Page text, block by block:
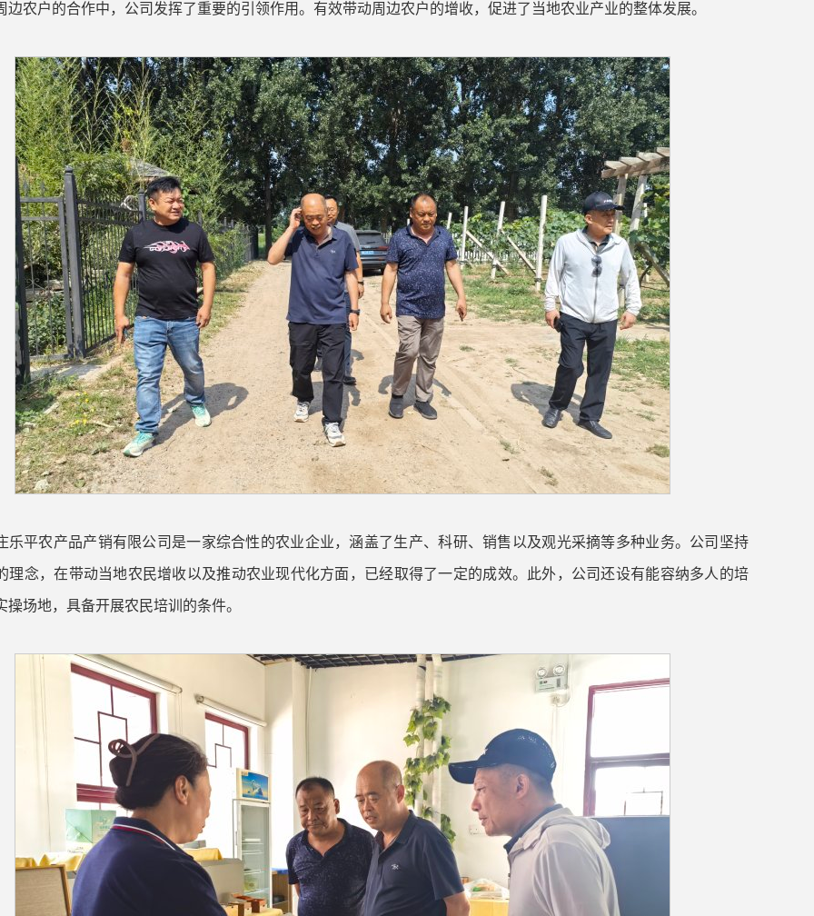
边农户的合作中，公司发挥了重要的引领作用。有效带动周边农户的增收，促进了当地农业产业的整体发展。
乐平农产品产销有限公司是一家综合性的农业企业，涵盖了生产、科研、销售以及观光采摘等多种业务。公司坚持
理念，在带动当地农民增收以及推动农业现代化方面，已经取得了一定的成效。此外，公司还设有能容纳多人的培
操场地，具备开展农民培训的条件。